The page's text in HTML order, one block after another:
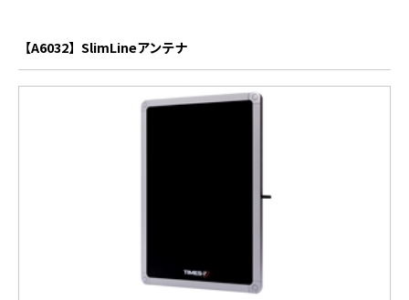
【A6032】SlimLineアンテナ